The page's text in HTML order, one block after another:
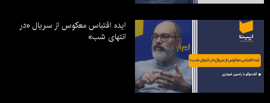
ایده اقتباس معکوس از سریال «در
انتهای شب»